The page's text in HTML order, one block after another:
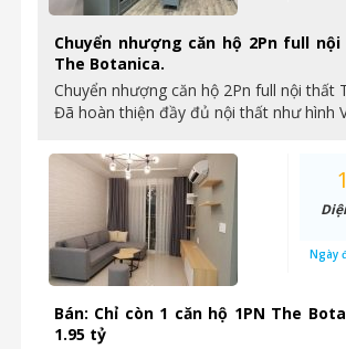
Chuyển nhượng căn hộ 2Pn full
The Botanica.
Chuyển nhượng căn hộ 2Pn full nội thất
Đã hoàn thiện đầy đủ nội thất như hình
Bán: Chỉ còn 1 căn hộ 1PN The
1.95 tỷ
Ngày